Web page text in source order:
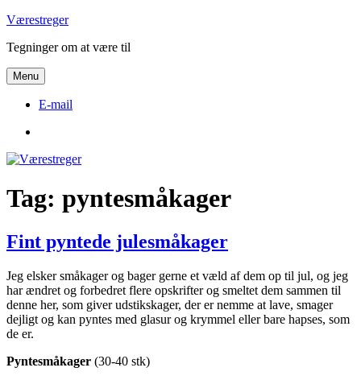
Videre
indhold
Værestreger
Tegninger om at være til
Menu
E-mail
Tag: pyntesmåkager
Fint pyntede julesmåkager
Jeg elsker småkager og bager gerne et væld af dem op til jul, og jeg
har ændret og forbedret flere opskrifter og smeltet dem sammen til
denne her, som giver udstikskager, der er nemme at lave, smager
dejligt og kan pyntes med glasur og krymmel eller bare hapses, som
de er.
Pyntesmåkager (30-40 stk)